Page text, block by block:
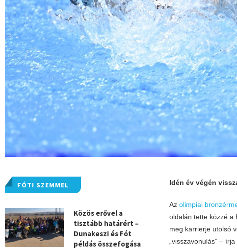
Idén év végén
Az olimpiai
oldalán tette közzé a
meg karrierje utolsó
„visszavonulás” – írja
FÓTI SZEMMEL
Közös erővel a
tisztább határért –
Dunakeszi és Fót
példás összefogása